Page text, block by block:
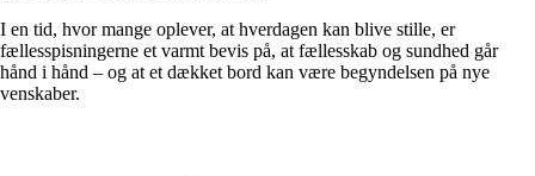
I en tid, hvor mange oplever, at hverdagen kan blive stille, er
fællesspisningerne et varmt bevis på, at fællesskab og sundhed går
hånd i hånd – og at et dækket bord kan være begyndelsen på nye
venskaber.